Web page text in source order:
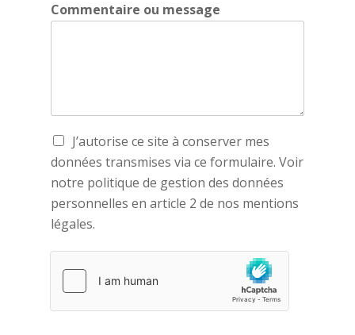
Commentaire ou message
J’autorise ce site à conserver mes
données transmises via ce formulaire. Voir
notre politique de gestion des données
personnelles en article 2 de nos mentions
légales.